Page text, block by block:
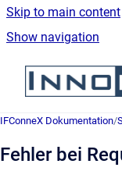
Skip to main content
Show navigation
IFConneX Dokumentation/
Fehler bei